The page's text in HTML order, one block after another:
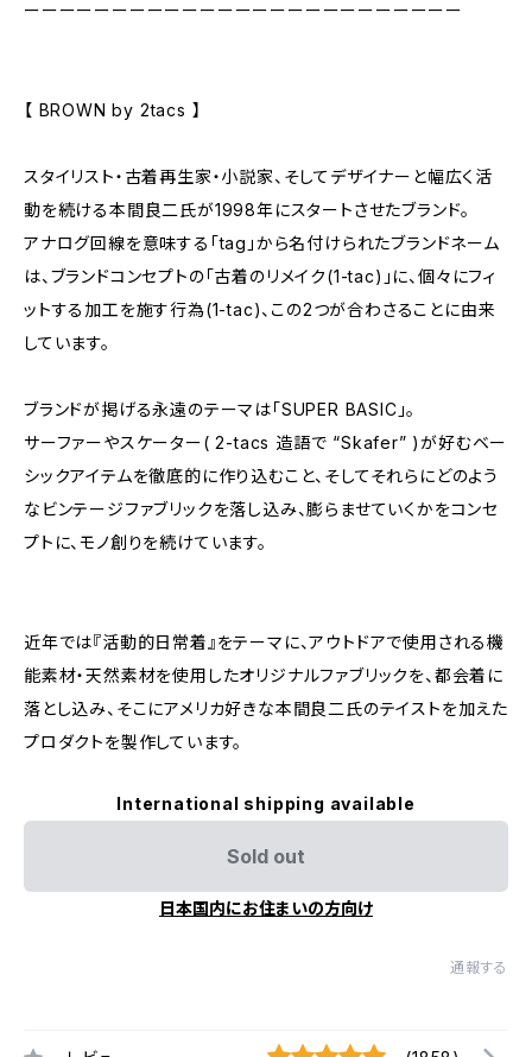
ーーーーーーーーーーーーーーーーーーーーーーーーー
【 BROWN by 2tacs 】
スタイリスト・古着再生家・小説家、そしてデザイナーと幅広く活
動を続ける本間良二氏が1998年にスタートさせたブランド。
アナログ回線を意味する「tag」から名付けられたブランドネーム
は、ブランドコンセプトの「古着のリメイク(1-tac)」に、個々にフィ
ットする加工を施す行為(1-tac)、この2つが合わさることに由来
しています。
ブランドが掲げる永遠のテーマは「SUPER BASIC」。
サーファーやスケーター( 2-tacs 造語で “Skafer” )が好むベー
シックアイテムを徹底的に作り込むこと、そしてそれらにどのよう
なビンテージファブリックを落し込み、膨らませていくかをコンセ
プトに、モノ創りを続けています。
近年では『活動的日常着』をテーマに、アウトドアで使用される機
能素材・天然素材を使用したオリジナルファブリックを、都会着に
落とし込み、そこにアメリカ好きな本間良二氏のテイストを加えた
プロダクトを製作しています。
International shipping available
Sold out
日本国内にお住まいの方向け
通報する